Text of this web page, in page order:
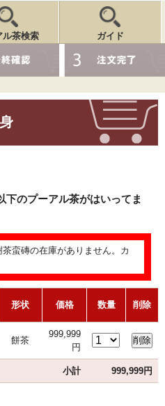
ル茶検索 ガイド
下のプーアル茶がはいってま
蛮磚の在庫がありません。カ
形状 価格 数量 削除
餅茶
999,999
円
小計 999,999円